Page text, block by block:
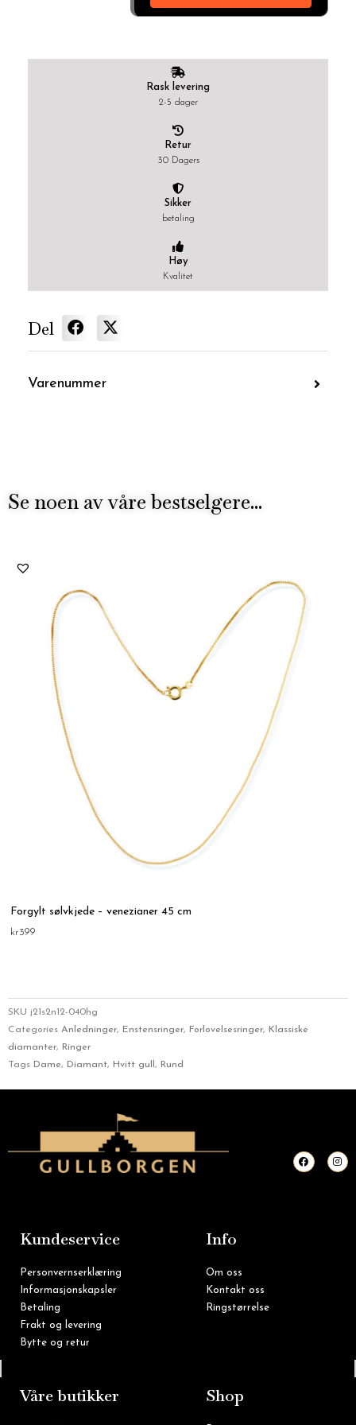
Rask levering
2-5 dager
Retur
30 Dagers
Sikker
betaling
Høy
Kvalitet
Del
Varenummer
Se noen av våre bestselgere...
Forgylt sølvkjede – venezianer 45 cm
kr399
SKU j21s2n12-040hg
Categories Anledninger, Enstensringer, Forlovelsesringer, Klassiske
diamanter, Ringer
Tags Dame, Diamant, Hvitt gull , Rund
F
a
c
I
n
s
Kundeservice
Personvernserklæring
Informasjonskapsler
Betaling
Frakt og levering
Bytte og retur
Info
Om oss
Kontakt oss
Ringstørrelse
Våre butikker Shop